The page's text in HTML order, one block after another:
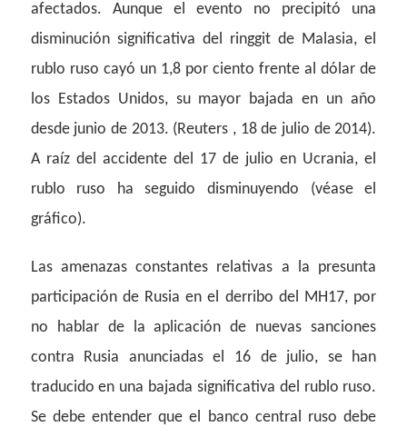
afectados. Aunque el evento no precipitó una
disminución significativa del ringgit de Malasia, el
rublo ruso cayó un 1,8 por ciento frente al dólar de
los Estados Unidos, su mayor bajada en un año
desde junio de 2013. (Reuters , 18 de julio de 2014).
A raíz del accidente del 17 de julio en Ucrania, el
rublo ruso ha seguido disminuyendo (véase el
gráfico).
Las amenazas constantes relativas a la presunta
participación de Rusia en el derribo del MH17, por
no hablar de la aplicación de nuevas sanciones
contra Rusia anunciadas el 16 de julio, se han
traducido en una bajada significativa del rublo ruso.
Se debe entender que el banco central ruso debe